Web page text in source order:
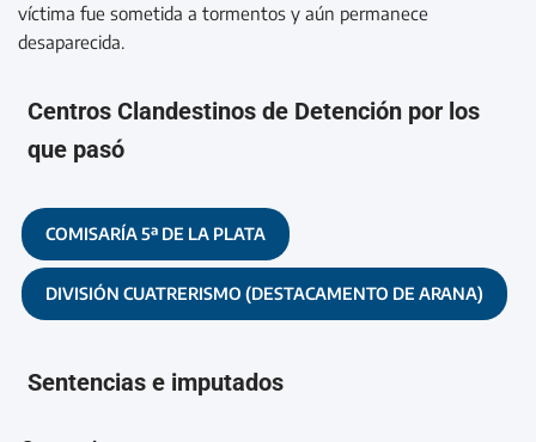
víctima fue sometida a tormentos y aún permanece
desaparecida.
Centros Clandestinos de Detención por los
que pasó
COMISARÍA 5ª DE LA PLATA
DIVISIÓN CUATRERISMO (DESTACAMENTO DE ARANA)
Sentencias e imputados